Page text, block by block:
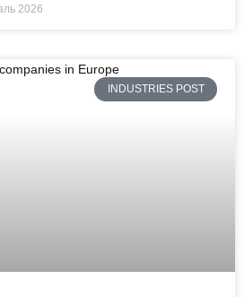
2026
INDUSTRIES POST